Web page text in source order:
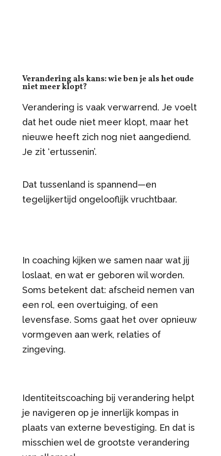
Verandering als kans: wie ben je als het oude
niet meer klopt?
Verandering is vaak verwarrend. Je voelt
dat het oude niet meer klopt, maar het
nieuwe heeft zich nog niet aangediend.
Je zit ‘ertussenin’.
Dat tussenland is spannend—en
tegelijkertijd ongelooflijk vruchtbaar.
In coaching kijken we samen naar wat jij
loslaat, en wat er geboren wil worden.
Soms betekent dat: afscheid nemen van
een rol, een overtuiging, of een
levensfase. Soms gaat het over opnieuw
vormgeven aan werk, relaties of
zingeving.
Identiteitscoaching bij verandering helpt
je navigeren op je innerlijk kompas in
plaats van externe bevestiging. En dat is
misschien wel de grootste verandering